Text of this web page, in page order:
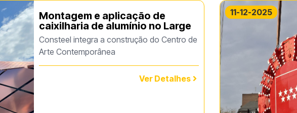
Montagem e aplicação de
caixilharia de alumínio no Large
Consteel integra a construção do Centro de
Arte Contemporânea
Ver Detalhes
11-12-2025